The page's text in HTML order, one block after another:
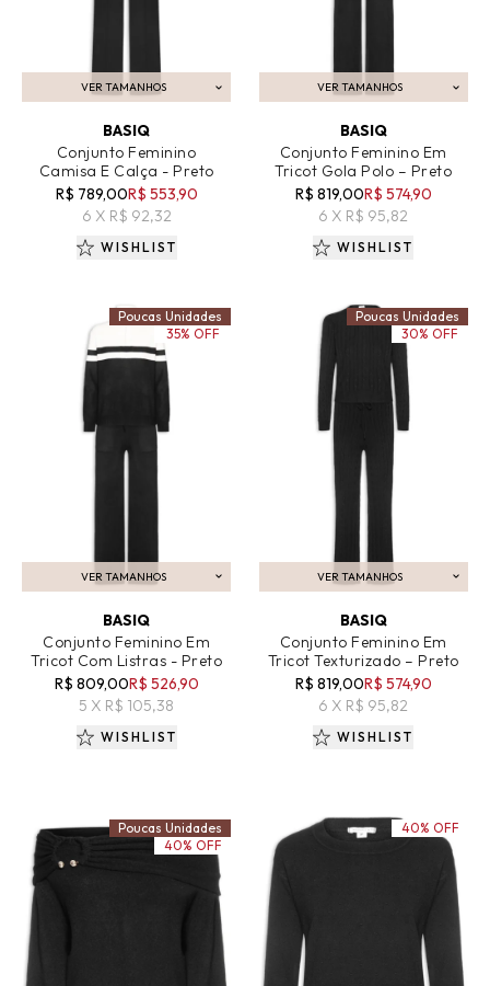
VER TAMANHOS
ADICIONAR AO CARRINHO
BASIQ
Conjunto Feminino
Camisa E Calça - Preto
R$ 789,00R$ 553,90
6 X R$ 92,32
WISHLIST
VER TAMANHOS
ADICIONAR AO CARRINHO
BASIQ
Conjunto Feminino Em
Tricot Gola Polo – Preto
R$ 819,00R$ 574,90
6 X R$ 95,82
WISHLIST
VER TAMANHOS
ADICIONAR AO CARRINHO
BASIQ
Conjunto Feminino Em
Tricot Com Listras - Preto
R$ 809,00R$ 526,90
5 X R$ 105,38
Poucas Unidades
35% OFF
WISHLIST
VER TAMANHOS
ADICIONAR AO CARRINHO
BASIQ
Conjunto Feminino Em
Tricot Texturizado – Preto
R$ 819,00R$ 574,90
6 X R$ 95,82
Poucas Unidades
30% OFF
WISHLIST
Poucas Unidades
40% OFF
40% OFF